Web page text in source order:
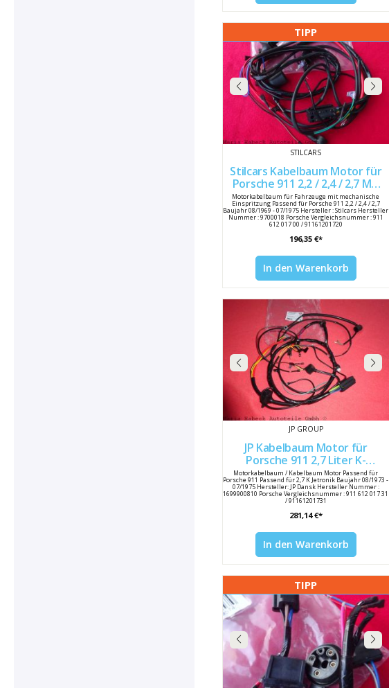
TIPP
STILCARS
Stilcars Kabelbaum Motor für
Porsche 911 2,2 / 2,4 / 2,7 MFI
91161201720
Motorkabelbaum für Fahrzeuge mit mechanische
Einspritzung Passend für Porsche 911 2,2 / 2,4 / 2,7
Baujahr 08/1969 - 07/1975 Hersteller : Stilcars Hersteller
Nummer : 9700018 Porsche Vergleichsnummer : 911
612 017 00 / 91161201720
196,35 €*
In den Warenkorb
JP GROUP
JP Kabelbaum Motor für
Porsche 911 2,7 Liter K-
Jetronik Bj. 73-75 91161201731
Motorkabelbaum / Kabelbaum Motor Passend für
Porsche 911 Passend für 2,7 K Jetronik Baujahr 08/1973 -
07/1975 Hersteller: JP Dansk Hersteller Nummer :
1699900810 Porsche Vergleichsnummer : 911 612 017 31
/ 91161201731
281,14 €*
In den Warenkorb
TIPP